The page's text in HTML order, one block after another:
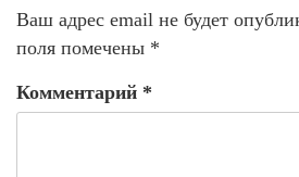
Ваш адрес email не будет
поля помечены *
Комментарий *